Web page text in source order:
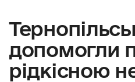
допомогли
рідкісною